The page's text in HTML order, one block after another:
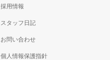
採用情報
スタッフ日記
お問い合わせ
個人情報保護指針